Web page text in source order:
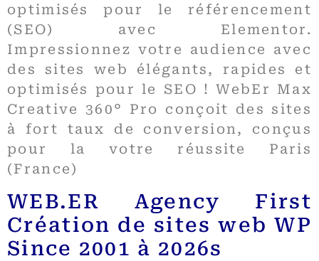
optimisés pour le référencement
(SEO) avec Elementor.
Impressionnez votre audience avec
des sites web élégants, rapides et
optimisés pour le SEO ! WebEr Max
Creative 360° Pro conçoit des sites
à fort taux de conversion, conçus
pour la votre réussite Paris
(France)
WEB.ER Agency First
Création de sites web WP
Since 2001 à 2026s